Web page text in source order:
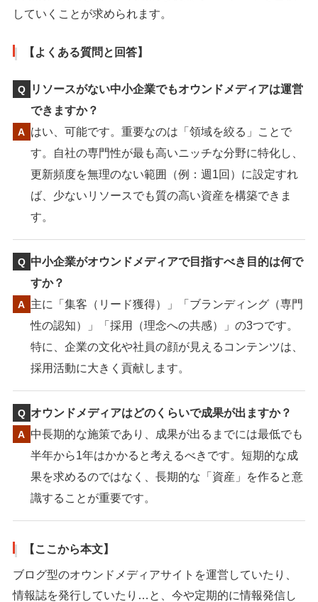
していくことが求められます。
【よくある質問と回答】
リソースがない中小企業でもオウンドメディアは運営
できますか？
はい、可能です。重要なのは「領域を絞る」ことで
す。自社の専門性が最も高いニッチな分野に特化し、
更新頻度を無理のない範囲（例：週1回）に設定すれ
ば、少ないリソースでも質の高い資産を構築できま
す。
中小企業がオウンドメディアで目指すべき目的は何で
すか？
主に「集客（リード獲得）」「ブランディング（専門
性の認知）」「採用（理念への共感）」の3つです。
特に、企業の文化や社員の顔が見えるコンテンツは、
採用活動に大きく貢献します。
オウンドメディアはどのくらいで成果が出ますか？
中長期的な施策であり、成果が出るまでには最低でも
半年から1年はかかると考えるべきです。短期的な成
果を求めるのではなく、長期的な「資産」を作ると意
識することが重要です。
【ここから本文】
ブログ型のオウンドメディアサイトを運営していたり、
情報誌を発行していたり…と、今や定期的に情報発信し